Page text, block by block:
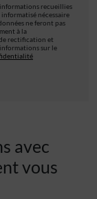
informations recueillies
nécessaire
ne feront pas
à la
rectification et
sur le
avec
vous